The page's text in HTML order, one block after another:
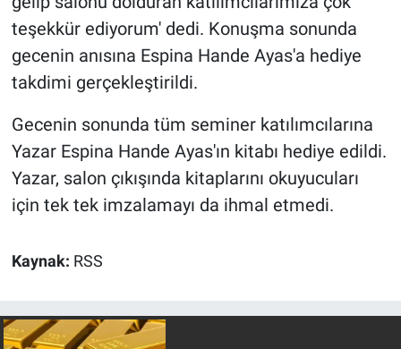
teşekkür ediyorum' dedi. Konuşma sonunda
gecenin anısına Espina Hande Ayas'a hediye
takdimi gerçekleştirildi.
Gecenin sonunda tüm seminer katılımcılarına
Yazar Espina Hande Ayas'ın kitabı hediye edildi.
Yazar, salon çıkışında kitaplarını okuyucuları
için tek tek imzalamayı da ihmal etmedi.
Kaynak: RSS